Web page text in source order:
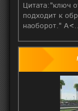
Цитата:"ключ
подходит к
наоборот."